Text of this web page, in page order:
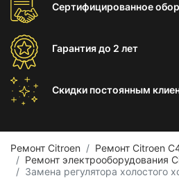
Сертифицированное
Гарантиядо 2 лет
Скидки постоянным
Ремонт Citroen
Ремонт Citroen
Ремонт электрооборудования
Замена регулятора холостого